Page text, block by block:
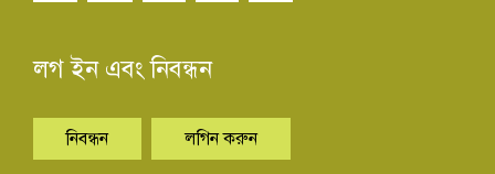
লগ ইন এবং নিবন্ধন
নিবন্ধন লগিন করুন